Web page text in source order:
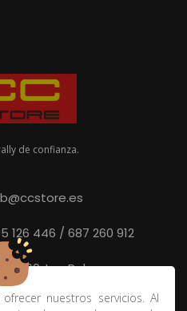
nuestros servicios. Al
de confianza.
126 446 / 687 260 912
60, Las Palmas